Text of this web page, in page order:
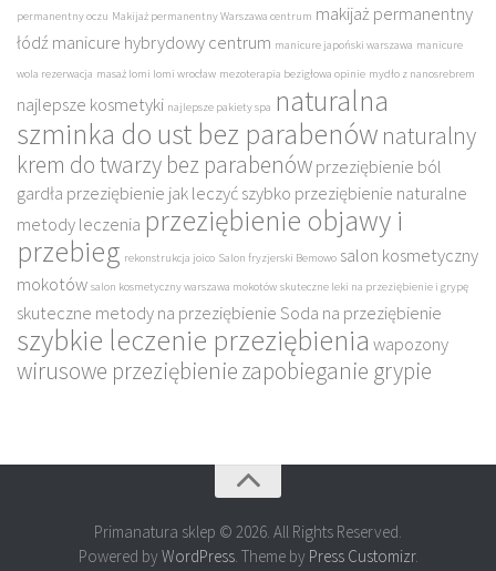
permanentny oczu Makijaż permanentny Warszawa centrum makijaż permanentny
łódź manicure hybrydowy centrum manicure japoński warszawa manicure
wola rezerwacja masaż lomi lomi wrocław mezoterapia bezigłowa opinie mydło z nanosrebrem
najlepsze kosmetyki najlepsze pakiety spa naturalna
szminka do ust bez parabenów naturalny
krem do twarzy bez parabenówprzeziębienie ból
gardła przeziębienie jak leczyć szybko przeziębienie naturalne
metody leczenia przeziębienie objawy i
przebieg rekonstrukcja joico Salon fryzjerski Bemowo salon kosmetyczny
mokotów salon kosmetyczny warszawa mokotów skuteczne leki na przeziębienie i grypę
skuteczne metody na przeziębienieSoda na przeziębienie
szybkie leczenie przeziębienia wapozony
wirusowe przeziębieniezapobieganie grypie
Primanatura sklep © 2026. All Rights Reserved.
Powered by WordPress. Theme by Press Customizr.